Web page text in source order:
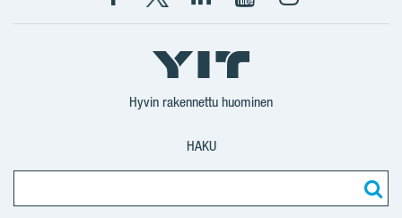
Facebook
X
YIT
Suomi
YIT
Corporation
YIT
Corporation
Instagram
Hyvin rakennettu huominen
HAKU